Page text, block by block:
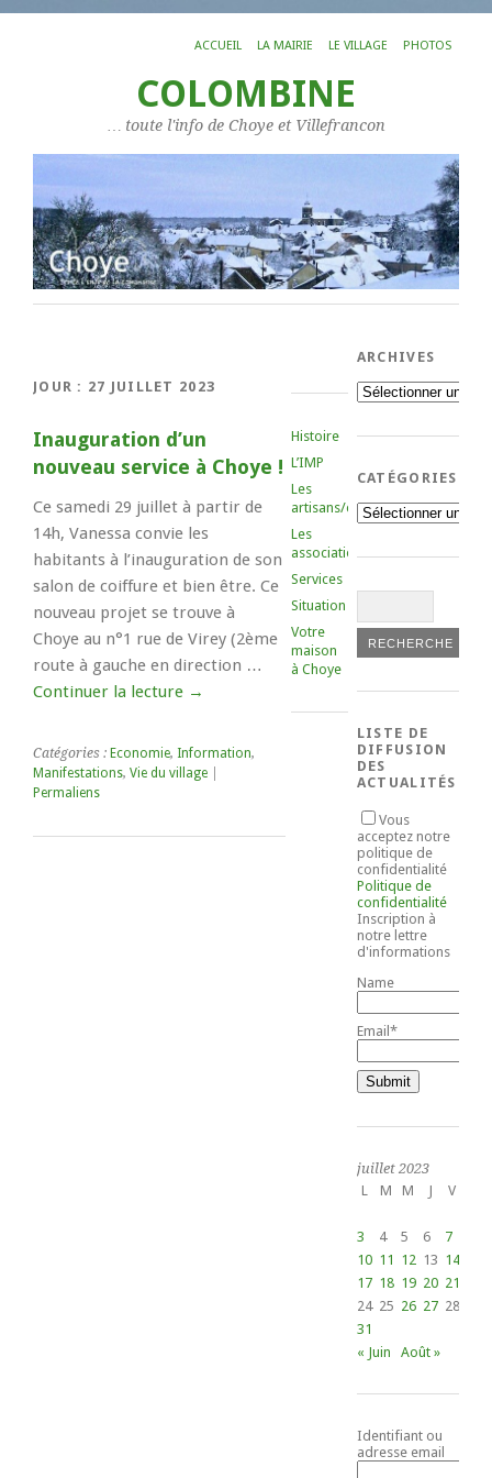
ACCUEIL LA MAIRIE LE VILLAGE PHOTOS
COLOMBINE
… toute l'info de Choye et Villefrancon
JOUR : 27 JUILLET 2023
Inauguration d’un
nouveau service à Choye !
Ce samedi 29 juillet à partir de
14h, Vanessa convie les
habitants à l’inauguration de son
salon de coiffure et bien être. Ce
nouveau projet se trouve à
Choye au n°1 rue de Virey (2ème
route à gauche en direction …
Continuer la lecture →
Catégories : Economie, Information,
Manifestations, Vie du village
Permaliens
Histoire
L’IMP
Les
artisans/commerçants
Les
associations
Services
Situation
Votre
maison
à Choye
ARCHIVES
Archives
CATÉGORIES
Catégories
LISTE DE
DIFFUSION
DES
ACTUALITÉS
Vous
acceptez notre
politique de
confidentialité
Politique de
confidentialité
Inscription à
notre lettre
d'informations
Name
Email*
juillet 2023
L
M M J V
3
4 5 6 7
10 11 12 13 14
17 18 19 20 21
24 25 26 27 28
31
« Juin
Août »
Identifiant ou
adresse email